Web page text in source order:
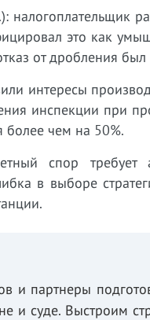
это как
от дробления
интересы
инспекции при
более чем на 50%.
спор требует
в выборе
и партнеры
и суде. Выстроим